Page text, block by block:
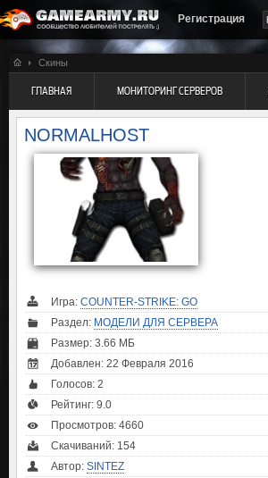
Регистрация
Скины
ГЛАВНАЯ МОНИТОРИНГ СЕРВЕРОВ
NORMALHOST
Игра: COUNTER-STRIKE: GO
Раздел: МОДЕЛИ ДЛЯ СЕРВЕРА
Размер: 3.66 МБ
Добавлен: 22 Февраля 2016
Голосов: 2
Рейтинг: 9.0
Просмотров: 4660
Скачиваний: 154
Автор: SINTEZ